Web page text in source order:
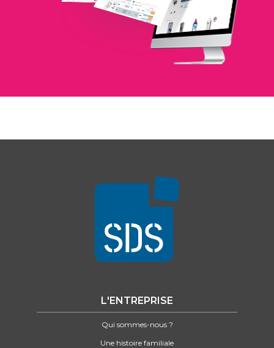
L'ENTREPRISE
Qui sommes-nous ?
Une histoire familiale